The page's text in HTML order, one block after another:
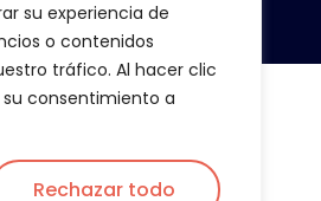
su experiencia de
o contenidos
tráfico. Al hacer clic
consentimiento a
Rechazar todo